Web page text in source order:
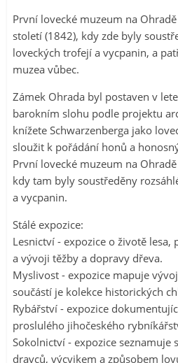
První lovecké muzeum na
století (1842), kdy zde byly
loveckých trofejí a vycpanin, a
muzea vůbec.
Zámek Ohrada byl postaven v
barokním slohu podle projektu
knížete Schwarzenberga jako
sloužit k pořádání honů a
První lovecké muzeum na
kdy tam byly soustředěny
a vycpanin.
Stálé expozice:
Lesnictví - expozice o životě
a vývoji těžby a dopravy dřeva.
Myslivost - expozice mapuje
součástí je kolekce historických
Rybářství - expozice
proslulého jihočeského
Sokolnictví - expozice
dravců, výcvikem a způsobem